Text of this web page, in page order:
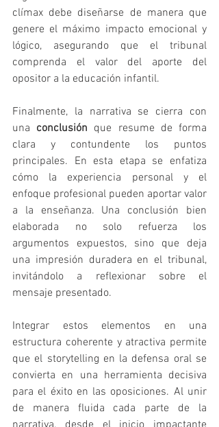
clímax debe diseñarse de manera que
genere el máximo impacto emocional y
lógico, asegurando que el tribunal
comprenda el valor del aporte del
opositor a la educación infantil.
Finalmente, la narrativa se cierra con
una conclusión que resume de forma
clara y contundente los puntos
principales. En esta etapa se enfatiza
cómo la experiencia personal y el
enfoque profesional pueden aportar valor
a la enseñanza. Una conclusión bien
elaborada no solo refuerza los
argumentos expuestos, sino que deja
una impresión duradera en el tribunal,
invitándolo a reflexionar sobre el
mensaje presentado.
Integrar estos elementos en una
estructura coherente y atractiva permite
que el storytelling en la defensa oral se
convierta en una herramienta decisiva
para el éxito en las oposiciones. Al unir
de manera fluida cada parte de la